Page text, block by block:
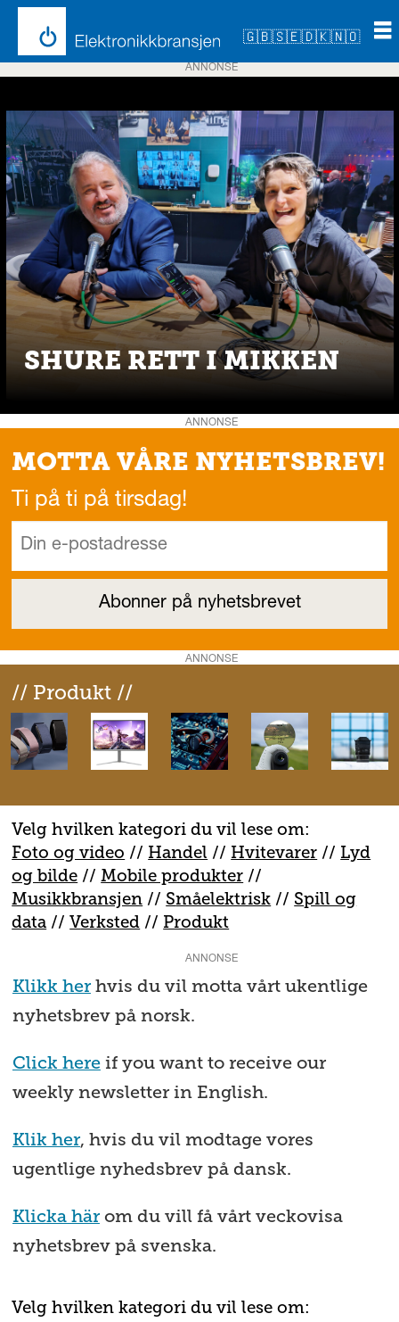
🇬🇧🇸🇪🇩🇰🇳🇴
Emne:
intellimix
ANNONSE
SHURE RETT I MIKKEN
ANNONSE
MOTTA VÅRE NYHETSBREV!
Ti på ti på tirsdag!
ANNONSE
// Produkt //
Velg hvilken kategori du vil lese om:
Foto og video // Handel // Hvitevarer // Lyd
og bilde //Mobile produkter //
Musikkbransjen // Småelektrisk // Spill og
data //Verksted // Produkt
ANNONSE
Klikk herhvis du vil motta vårt ukentlige
nyhetsbrev på norsk.
Click hereif you want to receive our
weekly newsletter in English.
Klik her, hvis du vil modtage vores
ugentlige nyhedsbrev på dansk.
Klicka härom du vill få vårt veckovisa
nyhetsbrev på svenska.
Velg hvilken kategori du vil lese om: